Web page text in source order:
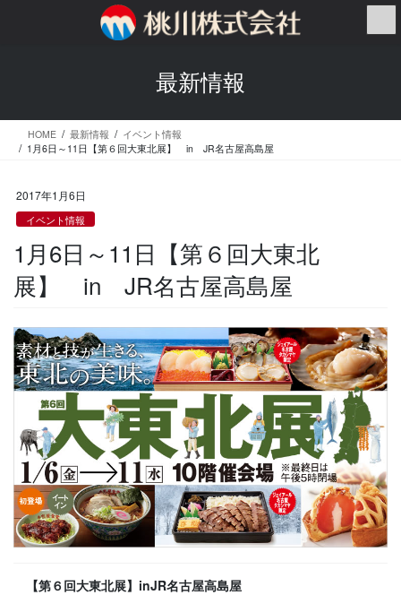
ス
ン
最新情報
HOME 最新情報
イベント情報
1月6日～11日【第６回大東北展】 in JR名古屋高島屋
2017年1月6日
イベント情報
1月6日～11日【第６回大東北
展】 in JR名古屋高島屋
【第６回大東北展】inJR名古屋高島屋